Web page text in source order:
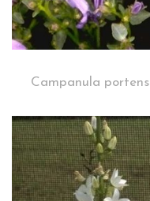
Campanula